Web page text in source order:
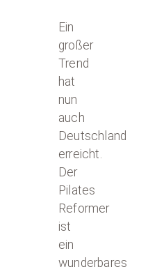
Ein
großer
Trend
hat
nun
auch
Deutschland
erreicht.
Der
Pilates
Reformer
ist
ein
wunderbares